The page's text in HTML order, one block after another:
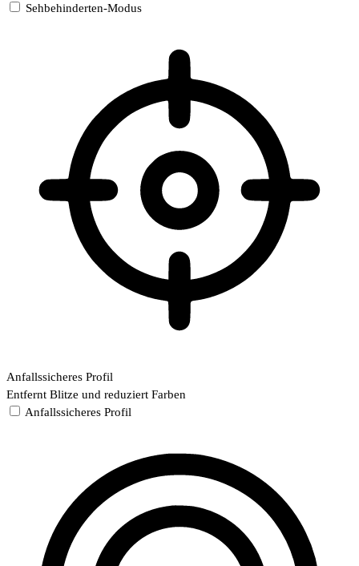
Sehbehinderten-Modus
Anfallssicheres Profil
Entfernt Blitze und reduziert Farben
Anfallssicheres Profil